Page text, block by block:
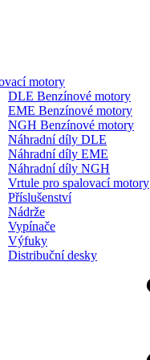
motory
DLE Benzínové motory
EME Benzínové motory
NGH Benzínové motory
Náhradní díly DLE
Náhradní díly EME
Náhradní díly NGH
Vrtule pro spalovací motory
Příslušenství
Nádrže
Vypínače
Výfuky
Distribuční desky